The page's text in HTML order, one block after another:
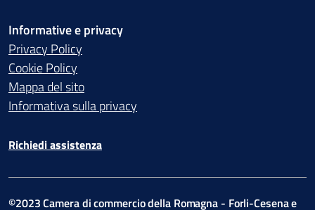
Informative e privacy
Privacy Policy
Cookie Policy
Mappa del sito
Informativa sulla privacy
Richiedi assistenza
©2023 Camera di commercio della Romagna - Forli-Cesena e